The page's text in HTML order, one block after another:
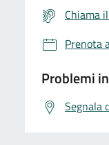
Chiama
Prenota
Problemi
Segnala